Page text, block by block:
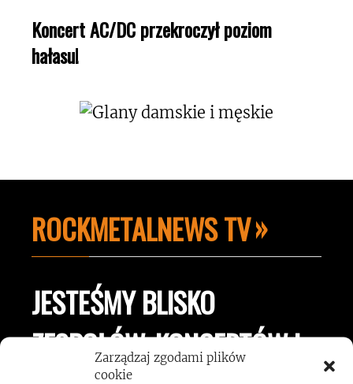
Zarządzaj zgodami plików
cookie
Koncert AC/DC przekroczył poziom
hałasu!
ROCKMETALNEWS TV
JESTEŚMY BLISKO
ZESPOŁÓW, KONCERTÓW I